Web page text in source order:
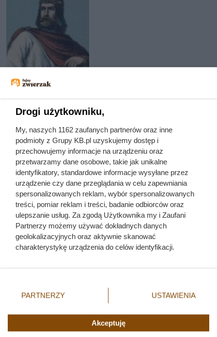
Najgorszy rok w życiu Mieszka II!
Jak zaledwie jedno uderzenie
zniszczyło potęgę polskiego
króla?
Fajny Zwierzak
Mapa strony
Inne serwisy Grupy KB.pl
© 2019-2026 Grupa KB.pl. All rights reserved.
Drogi użytkowniku,
My, naszych 1162 zaufanych partnerów oraz inne
podmioty z Grupy KB.pl uzyskujemy dostęp i
przechowujemy informacje na urządzeniu oraz
przetwarzamy dane osobowe, takie jak unikalne
identyfikatory, standardowe informacje wysyłane przez
urządzenie czy dane przeglądania w celu zapewniania
spersonalizowanych reklam, wybór spersonalizowanych
treści, pomiar reklam i treści, badanie odbiorców oraz
ulepszanie usług. Za zgodą Użytkownika my i Zaufani
Partnerzy możemy używać dokładnych danych
geolokalizacyjnych oraz aktywnie skanować
charakterystykę urządzenia do celów identyfikacji.
zmienić/wycofać klikając przycisk ustawień prywatności
znajdujący się w lewym dolnym rogu strony. Niektóre
użytkownika, ale masz prawo sprzeciwić się takiemu
przetwarzaniu. Preferencje będą miały zastosowania tylko
PARTNERZY USTAWIENIA
Akceptuję